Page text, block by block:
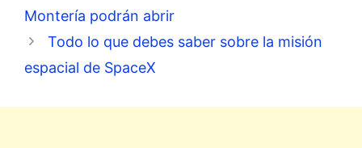
Montería podrán abrir
Todo lo que debes saber sobre la misión
espacial de SpaceX